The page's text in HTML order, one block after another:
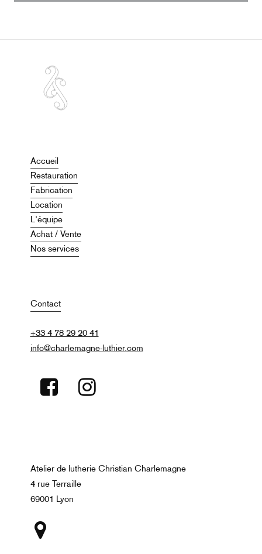
Accueil
Restauration
Fabrication
Location
L'équipe
Achat / Vente
Nos services
Contact
+33 4 78 29 20 41
info@charlemagne-luthier.com
Atelier de lutherie Christian Charlemagne
4 rue Terraille
69001 Lyon